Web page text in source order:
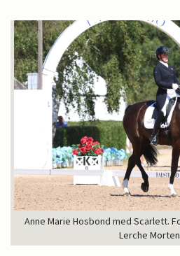
Anne Marie Hosbond med Scarlett.
Lerche